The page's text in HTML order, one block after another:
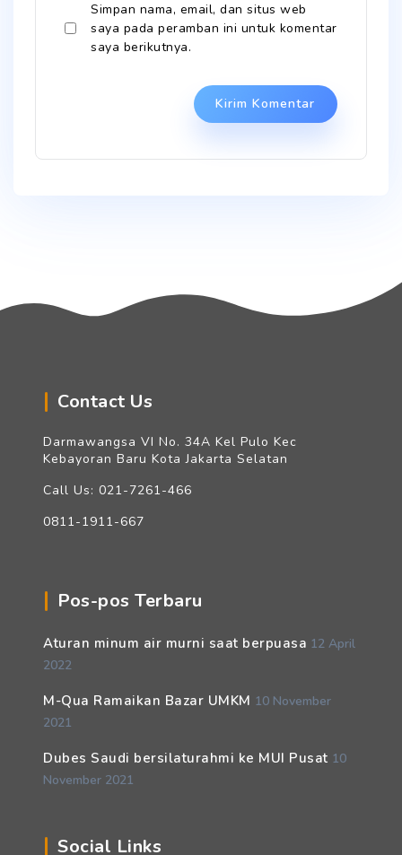
Simpan nama, email, dan situs web
saya pada peramban ini untuk komentar
saya berikutnya.
Contact Us
Darmawangsa VI No. 34A Kel Pulo Kec
Kebayoran Baru Kota Jakarta Selatan
Call Us: 021-7261-466
0811-1911-667
Pos-pos Terbaru
Aturan minum air murni saat berpuasa 12 April
2022
M-Qua Ramaikan Bazar UMKM 10 November
2021
Dubes Saudi bersilaturahmi ke MUI Pusat 10
November 2021
Social Links